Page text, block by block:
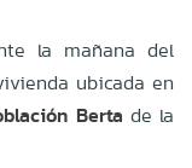
la mañana del
ubicada en
Berta de la